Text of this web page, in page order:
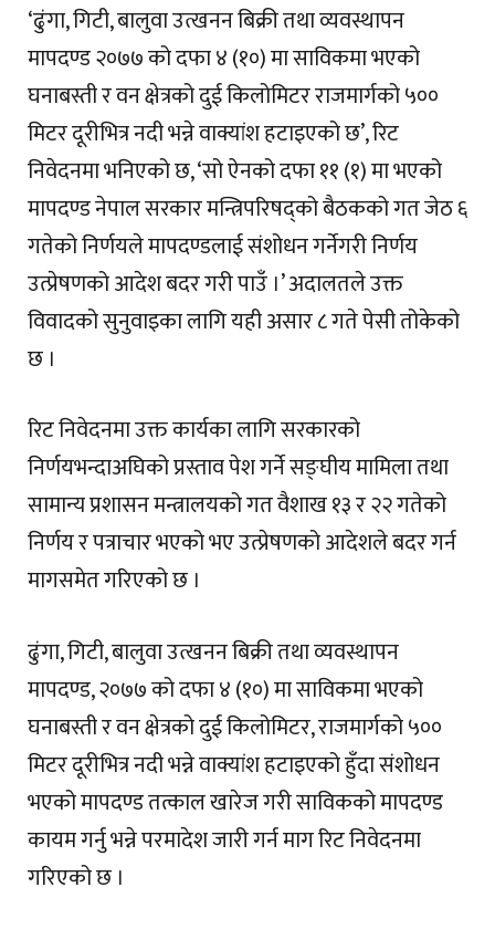
‘ढुंगा, गिटी, बालुवा उत्खनन बिक्री तथा व्यवस्थापन
मापदण्ड २०७७ को दफा ४ (१०) मा साविकमा भएको
घनाबस्ती र वन क्षेत्रको दुई किलोमिटर राजमार्गको ५००
मिटर दूरीभित्र नदी भन्ने वाक्यांश हटाइएको छ’, रिट
निवेदनमा भनिएको छ, ‘सो ऐनको दफा ११ (१) मा भएको
मापदण्ड नेपाल सरकार मन्त्रिपरिषद्को बैठकको गत जेठ ६
गतेको निर्णयले मापदण्डलाई संशोधन गर्नेगरी निर्णय
उत्प्रेषणको आदेश बदर गरी पाउँ ।’ अदालतले उक्त
विवादको सुनुवाइका लागि यही असार ८ गते पेसी तोकेको
छ ।
रिट निवेदनमा उक्त कार्यका लागि सरकारको
निर्णयभन्दाअघिको प्रस्ताव पेश गर्ने सङ्घीय मामिला तथा
सामान्य प्रशासन मन्त्रालयको गत वैशाख १३ र २२ गतेको
निर्णय र पत्राचार भएको भए उत्प्रेषणको आदेशले बदर गर्न
मागसमेत गरिएको छ ।
ढुंगा, गिटी, बालुवा उत्खनन बिक्री तथा व्यवस्थापन
मापदण्ड, २०७७ को दफा ४ (१०) मा साविकमा भएको
घनाबस्ती र वन क्षेत्रको दुई किलोमिटर, राजमार्गको ५००
मिटर दूरीभित्र नदी भन्ने वाक्यांश हटाइएको हुँदा संशोधन
भएको मापदण्ड तत्काल खारेज गरी साविकको मापदण्ड
कायम गर्नु भन्ने परमादेश जारी गर्न माग रिट निवेदनमा
गरिएको छ ।